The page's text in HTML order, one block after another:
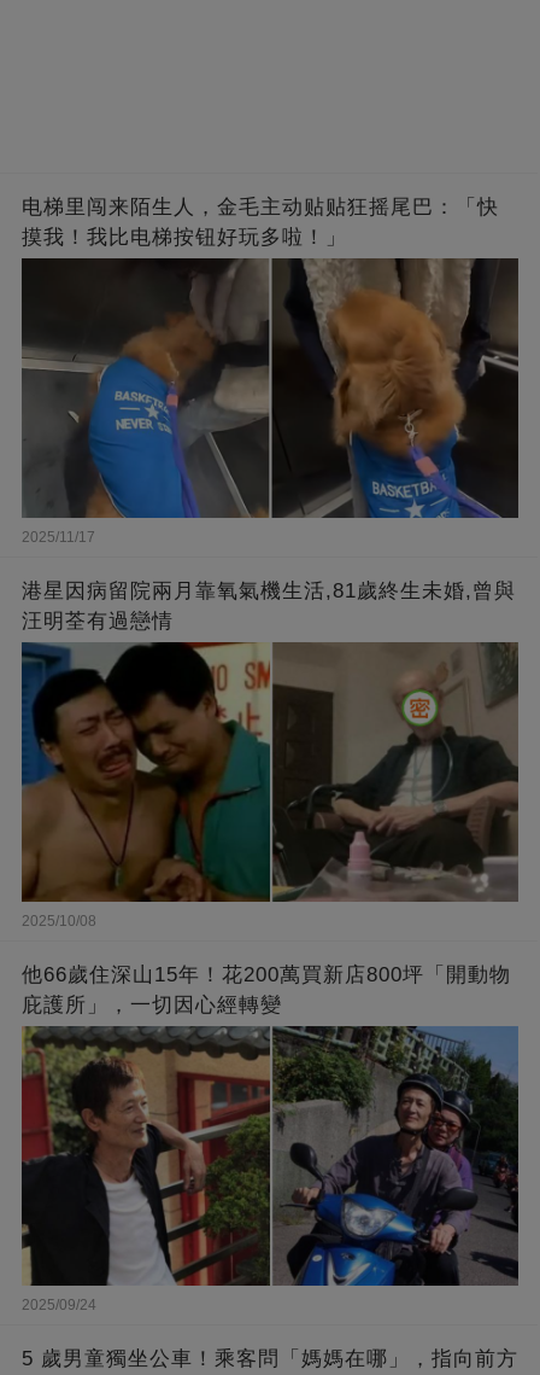
电梯里闯来陌生人，金毛主动贴贴狂摇尾巴：「快
摸我！我比电梯按钮好玩多啦！」
2025/11/17
港星因病留院兩月靠氧氣機生活,81歲終生未婚,曾與
汪明荃有過戀情
2025/10/08
他66歲住深山15年！花200萬買新店800坪「開動物
庇護所」，一切因心經轉變
2025/09/24
5 歲男童獨坐公車！乘客問「媽媽在哪」，指向前方